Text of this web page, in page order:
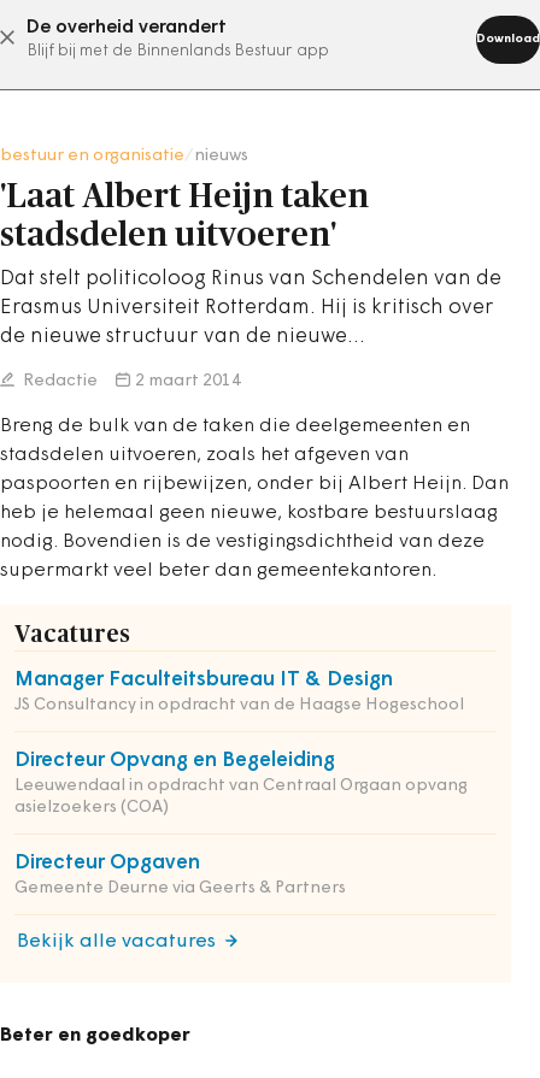
De overheid verandert
Blijf bij met de Binnenlands Bestuur app
Download
abonneer nu
bestuur en organisatie nieuws
'Laat Albert Heijn taken
stadsdelen uitvoeren'
Dat stelt politicoloog Rinus van Schendelen van de
Erasmus Universiteit Rotterdam. Hij is kritisch over
de nieuwe structuur van de nieuwe…
Redactie 2 maart 2014
Breng de bulk van de taken die deelgemeenten en
stadsdelen uitvoeren, zoals het afgeven van
paspoorten en rijbewijzen, onder bij Albert Heijn. Dan
heb je helemaal geen nieuwe, kostbare bestuurslaag
nodig. Bovendien is de vestigingsdichtheid van deze
supermarkt veel beter dan gemeentekantoren.
Vacatures
Manager Faculteitsbureau IT & Design
JS Consultancy in opdracht van de Haagse Hogeschool
Directeur Opvang en Begeleiding
Leeuwendaal in opdracht van Centraal Orgaan opvang
asielzoekers (COA)
Directeur Opgaven
Gemeente Deurne via Geerts & Partners
Bekijk alle vacatures
Beter en goedkoper